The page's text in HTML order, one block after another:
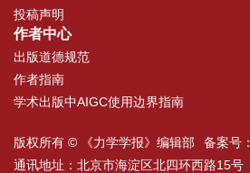
投稿声明
作者中心
出版道德规范
作者指南
学术出版中AIGC使用边界指南
版权所有 © 《力学学报》编辑部 备案号：
通讯地址：北京市海淀区北四环西路15号